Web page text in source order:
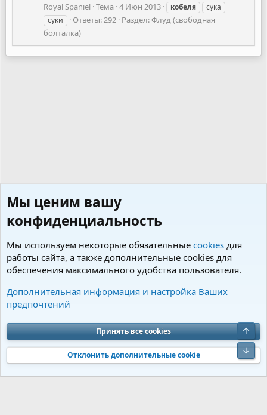
Royal Spaniel Тема 4 Июн 2013 кобеля
сука
суки
Ответы: 292 Раздел:Флуд (свободная
болталка)
Теги
Cookies Charm by DCom
Обратная связь
Условия и правила
Политика конфиденциальности
Помощь
S
S
Community platform by XenForo® © 2010-2026 XenForo Ltd. Перевод от
Jumuro®|Media embeds via s9e/MediaSites
Мы ценим вашу
конфиденциальность
Мы используем некоторые обязательные cookies для
работы сайта, а также дополнительные cookies для
обеспечения максимального удобства пользователя.
Дополнительная информация и настройка Ваших
предпочтений
Принять все cookies
Отклонить дополнительные cookie
Верх
Низ